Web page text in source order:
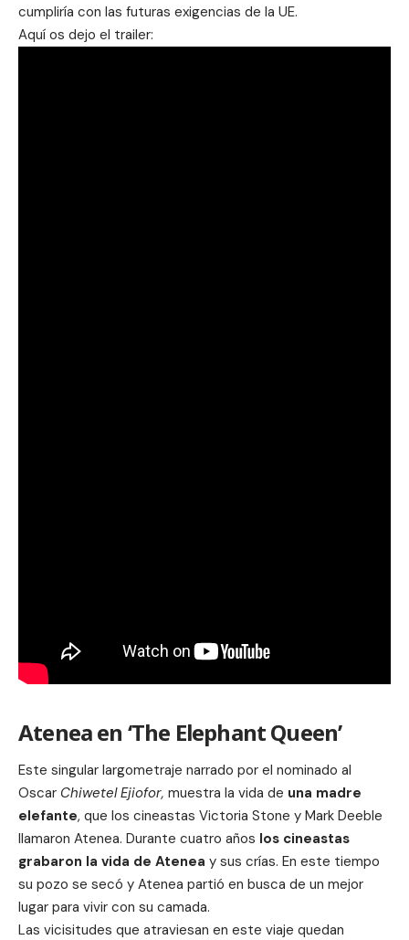
cumpliría con las futuras exigencias de la UE.
Aquí os dejo el trailer:
Atenea en ‘The Elephant Queen’
Este singular largometraje narrado por el nominado al
Oscar Chiwetel Ejiofor, muestra la vida de una madre
elefante, que los cineastas Victoria Stone y Mark Deeble
llamaron Atenea. Durante cuatro años los cineastas
grabaron la vida de Atenea y sus crías. En este tiempo
su pozo se secó y Atenea partió en busca de un mejor
lugar para vivir con su camada.
Las vicisitudes que atraviesan en este viaje quedan